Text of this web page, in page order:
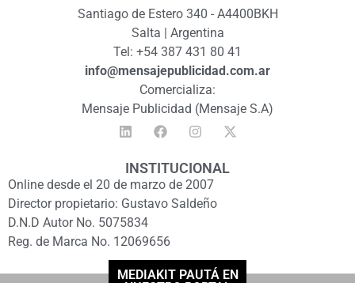
Santiago de Estero 340 - A4400BKH
Salta | Argentina
Tel: +54 387 431 80 41
info@mensajepublicidad.com.ar
Comercializa:
Mensaje Publicidad (Mensaje S.A)
INSTITUCIONAL
Online desde el 20 de marzo de 2007
Director propietario: Gustavo Saldeño
D.N.D Autor No. 5075834
Reg. de Marca No. 12069656
MEDIAKIT PAUTÁ EN